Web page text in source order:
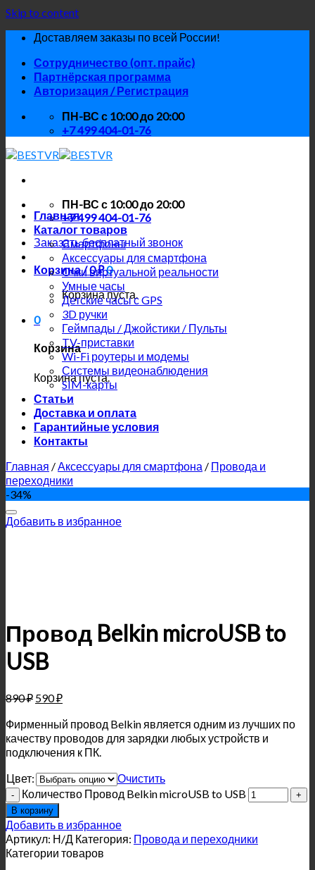
Skip to content
Доставляем заказы по всей России!
Сотрудничество (опт. прайс)
Партнёрская программа
Авторизация / Регистрация
ПН-ВС с 10:00 до 20:00
+7 499 404-01-76
ПН-ВС с 10:00 до 20:00
+7 499 404-01-76
Заказать бесплатный звонок
Корзина /0₽0
Корзина пуста.
0
Корзина
Корзина пуста.
Главная
Каталог товаров
Смартфоны
Аксессуары для смартфона
Очки виртуальной реальности
Умные часы
Детские часы с GPS
3D ручки
Геймпады / Джойстики / Пульты
TV-приставки
Wi-Fi роутеры и модемы
Системы видеонаблюдения
SIM-карты
Статьи
Доставка и оплата
Гарантийные условия
Контакты
Главная /Аксессуары для смартфона / Провода и
переходники
-34%
Добавить в избранное
Провод Belkin microUSB to
USB
890₽ 590₽
Фирменный провод Belkin является одним из лучших по
качеству проводов для зарядки любых устройств и
подключения к ПК.
Цвет:
Очистить
Количество Провод Belkin microUSB to USB
В корзину
Добавить в избранное
Артикул: Н/Д Категория: Провода и переходники
Категории товаров